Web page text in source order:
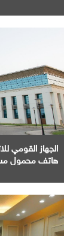
الجهاز القومي
هاتف محمول